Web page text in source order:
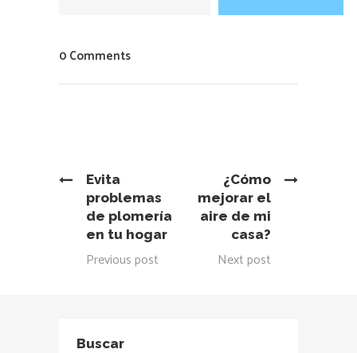
0 Comments
Evita
problemas
de plomería
en tu hogar
Previous post
¿Cómo
mejorar el
aire de mi
casa?
Next post
Buscar